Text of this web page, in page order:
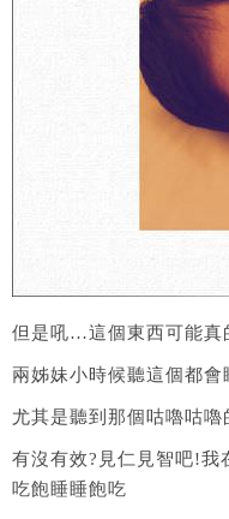
但是吼…這個東西可能真
兩姊妹小時候聽這個都會
尤其是聽到那個咕嚕咕
有沒有效?見仁見智吧!
吃飽睡睡飽吃